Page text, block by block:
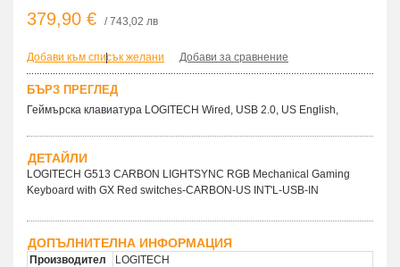
379,90 € / 743,02 лв
Добави към списък желани
| Добави за сравнение
БЪРЗ ПРЕГЛЕД
Геймърска клавиатура LOGITECH Wired, USB 2.0, US English,
ДЕТАЙЛИ
LOGITECH G513 CARBON LIGHTSYNC RGB Mechanical Gaming
Keyboard with GX Red switches-CARBON-US INT'L-USB-IN
ДОПЪЛНИТЕЛНА ИНФОРМАЦИЯ
Производител
LOGITECH